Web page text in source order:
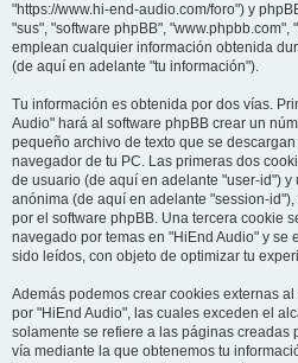
"https://www.hi-end-audio.com/foro") y
"sus", "software phpBB", "www.phpbb.com",
emplean cualquier información obtenida
(de aquí en adelante "tu información").
Tu información es obtenida por dos vías.
Audio" hará al software phpBB crear un
pequeño archivo de texto que se
navegador de tu PC. Las primeras dos
de usuario (de aquí en adelante "user-id") y
anónima (de aquí en adelante "session-
por el software phpBB. Una tercera cookie
navegado por temas en "HiEnd Audio" y se
sido leídos, con objeto de optimizar tu
Además podemos crear cookies externas
por "HiEnd Audio", las cuales exceden el
solamente se refiere a las páginas creadas
vía mediante la que obtenemos tu